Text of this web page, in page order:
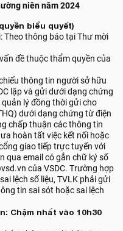
niên năm 2024
biểu quyết)
Theo thông báo tại Thư mời
đề thuộc thẩm quyền của
thông tin người sở hữu
lập và gửi dưới dạng chứng
lý đồng thời gửi cho
dưới dạng chứng từ điện
chấp thuận các thông tin
hoàn tất việc kết nối hoặc
giao tiếp trực tuyến với
qua email có gắn chữ ký số
của VSDC. Trường hợp
lệch số liệu, TVLK phải gửi
tin sai sót hoặc sai lệch
Chậm nhất vào 10h30